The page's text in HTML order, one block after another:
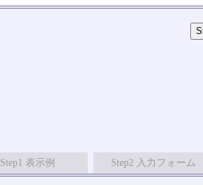
Step1 表示例 Step2 入力フォーム